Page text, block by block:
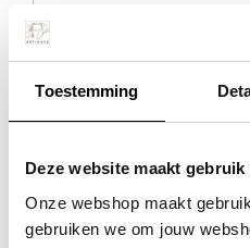
Toestemming
Deze website maakt
Onze webshop maakt
gebruiken we om jouw
internationaal) worden geplaatst.
Refresco is 's werelds grootste